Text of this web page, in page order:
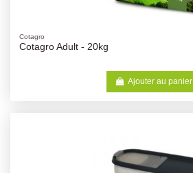
Cotagro
Cotagro Adult - 20kg
Ajouter au panier